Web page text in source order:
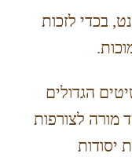
בכדי לזכות
הגדולים
מורה לצורפות
יסודות